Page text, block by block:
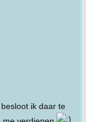
ik daar te